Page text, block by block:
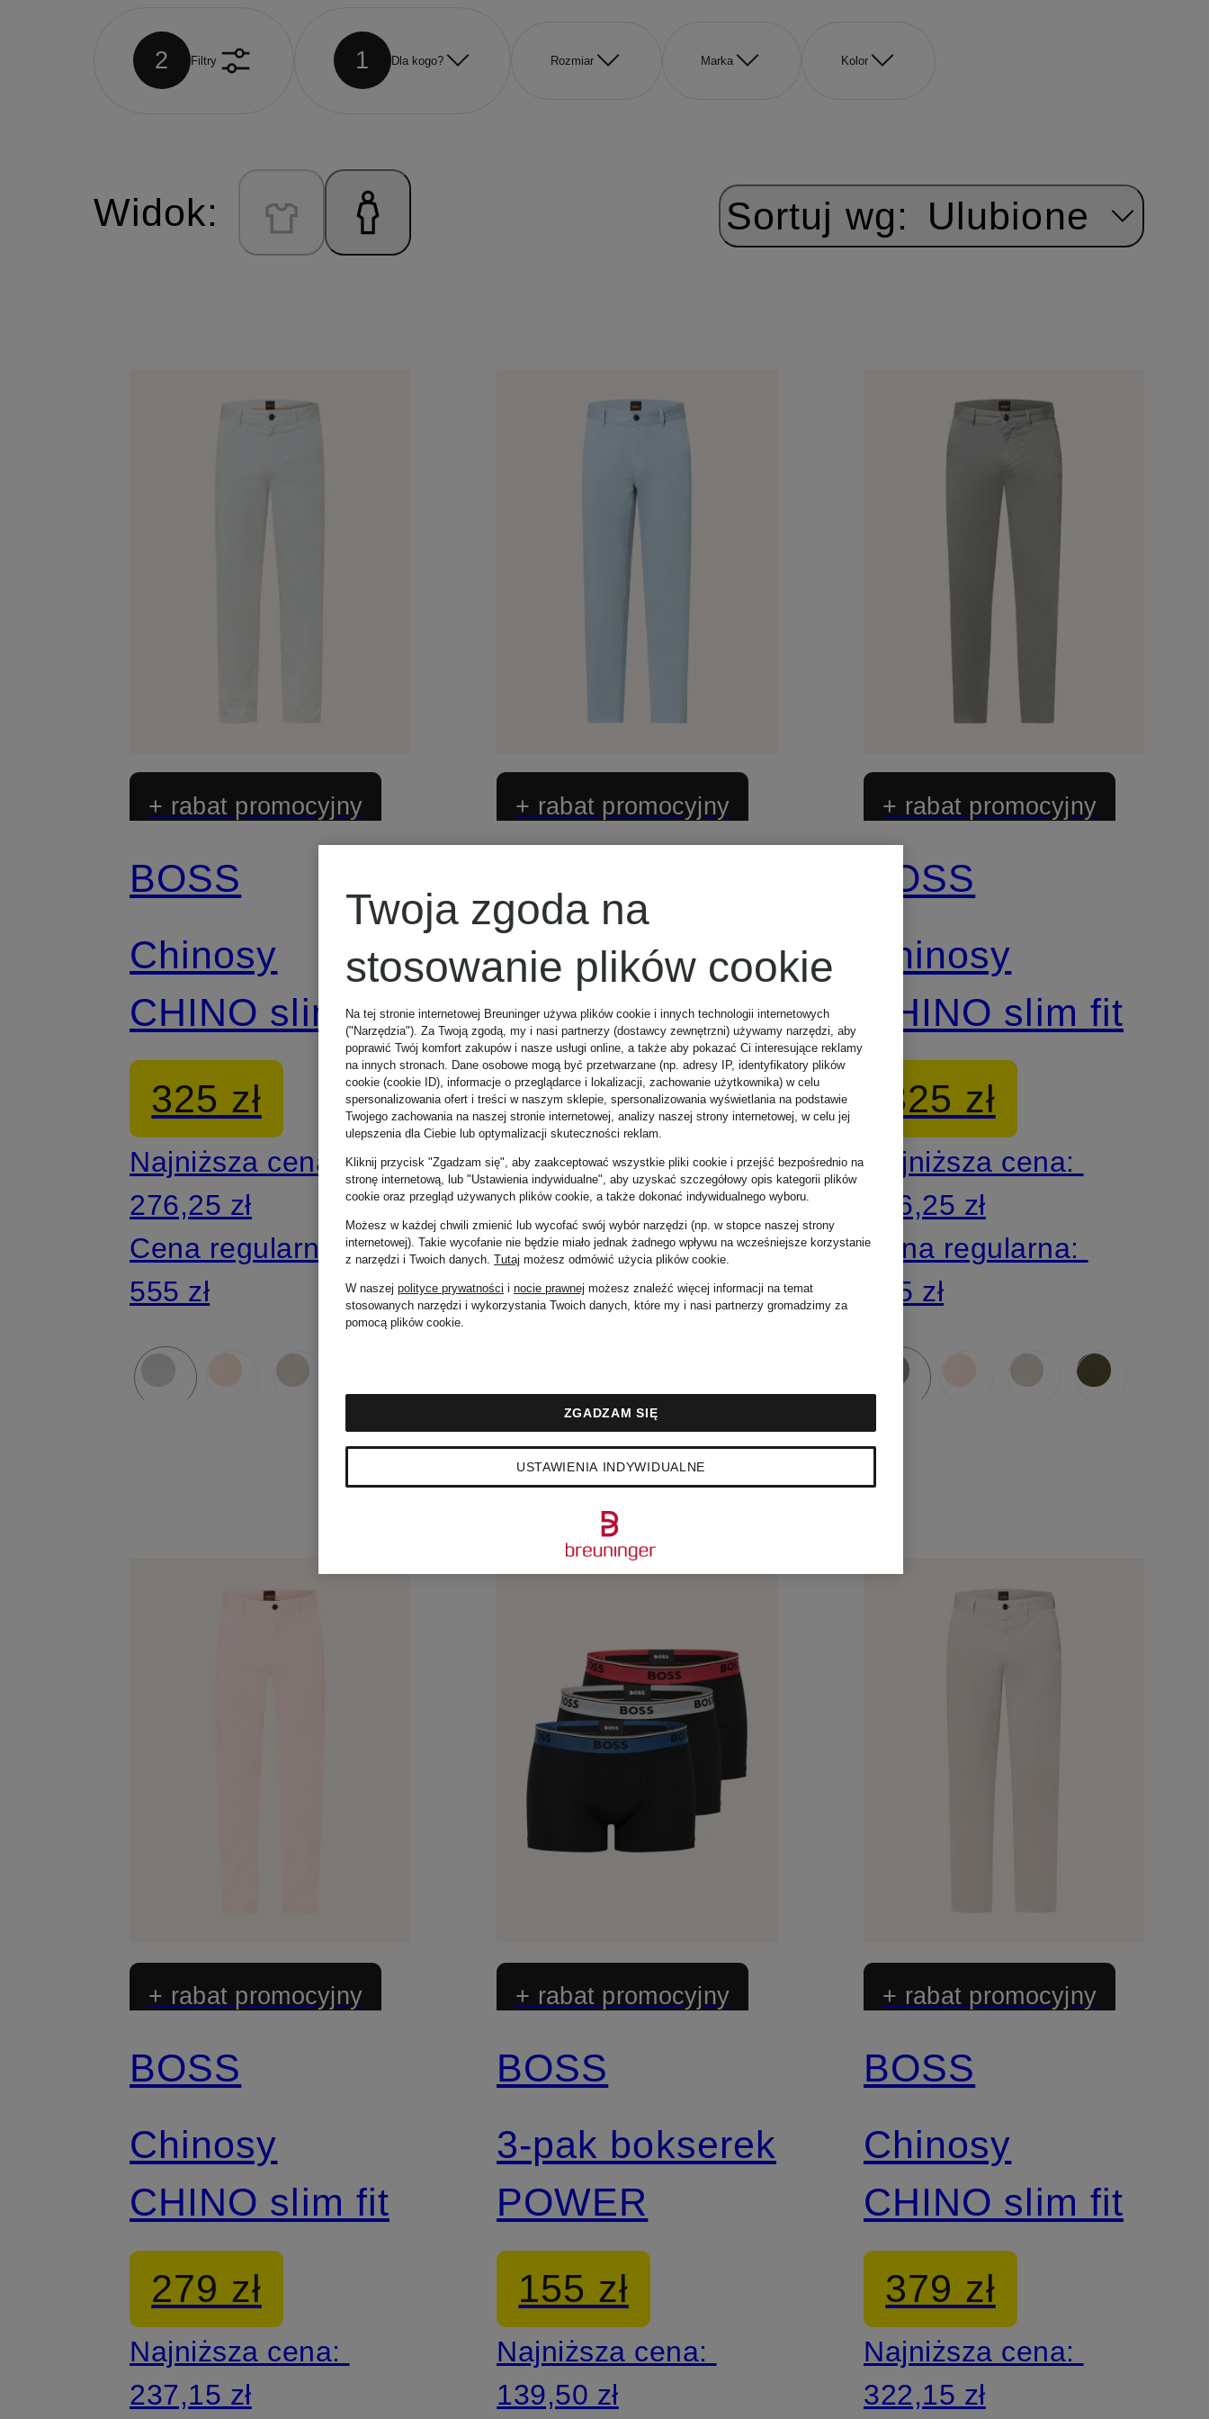
2 Filtry 1 Dla kogo? Rozmiar Marka Kolor
Widok: Sortuj wg: Ulubione
+ rabat promocyjny
BOSS
Chinosy
CHINO slim fit
325 zł
Najniższa cena:
276,25 zł
Cena regularna:
555 zł
+ rabat promocyjny
Chinosy
CHINO slim fit
325 zł
Najniższa cena:
276,25 zł
Cena regularna:
555 zł
+ rabat promocyjny
BOSS
Chinosy
CHINO slim fit
325 zł
Najniższa cena:
276,25 zł
Cena regularna:
555 zł
+ rabat promocyjny
BOSS
Chinosy
CHINO slim fit
279 zł
Najniższa cena:
237,15 zł
+ rabat promocyjny
BOSS
3-pak bokserek
POWER
155 zł
Najniższa cena:
139,50 zł
+ rabat promocyjny
BOSS
Chinosy
CHINO slim fit
379 zł
Najniższa cena:
322,15 zł
Twoja zgoda na
stosowanie plików cookie
Na tej stronie internetowej Breuninger używa plików cookie i innych technologii internetowych
("Narzędzia"). Za Twoją zgodą, my i nasi partnerzy (dostawcy zewnętrzni) używamy narzędzi, aby
poprawić Twój komfort zakupów i nasze usługi online, a także aby pokazać Ci interesujące reklamy
na innych stronach. Dane osobowe mogą być przetwarzane (np. adresy IP, identyfikatory plików
cookie (cookie ID), informacje o przeglądarce i lokalizacji, zachowanie użytkownika) w celu
spersonalizowania ofert i treści w naszym sklepie, spersonalizowania wyświetlania na podstawie
Twojego zachowania na naszej stronie internetowej, analizy naszej strony internetowej, w celu jej
ulepszenia dla Ciebie lub optymalizacji skuteczności reklam.
Kliknij przycisk "Zgadzam się", aby zaakceptować wszystkie pliki cookie i przejść bezpośrednio na
stronę internetową, lub "Ustawienia indywidualne", aby uzyskać szczegółowy opis kategorii plików
cookie oraz przegląd używanych plików cookie, a także dokonać indywidualnego wyboru.
Możesz w każdej chwili zmienić lub wycofać swój wybór narzędzi (np. w stopce naszej strony
internetowej). Takie wycofanie nie będzie miało jednak żadnego wpływu na wcześniejsze korzystanie
z narzędzi i Twoich danych. Tutaj możesz odmówić użycia plików cookie.
W naszej polityce prywatności i nocie prawnej możesz znaleźć więcej informacji na temat
stosowanych narzędzi i wykorzystania Twoich danych, które my i nasi partnerzy gromadzimy za
pomocą plików cookie.
USTAWIENIA INDYWIDUALNE
ZGADZAM SIĘ